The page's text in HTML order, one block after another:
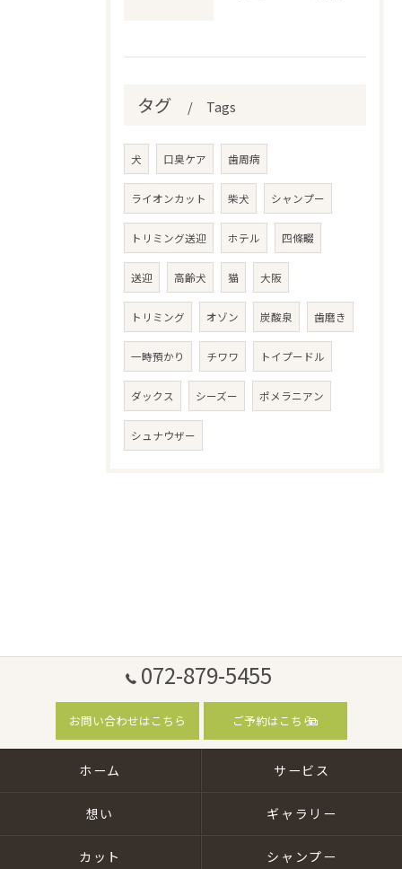
タグ Tags
犬 口臭ケア 歯周病
ライオンカット 柴犬 シャンプー
トリミング送迎 ホテル 四條畷
送迎 高齢犬 猫 大阪
トリミング オゾン 炭酸泉 歯磨き
一時預かり チワワ トイプードル
ダックス シーズー ポメラニアン
シュナウザー
072-879-5455
お問い合わせはこちら ご予約はこちら
ホーム サービス
想い ギャラリー
カット シャンプー